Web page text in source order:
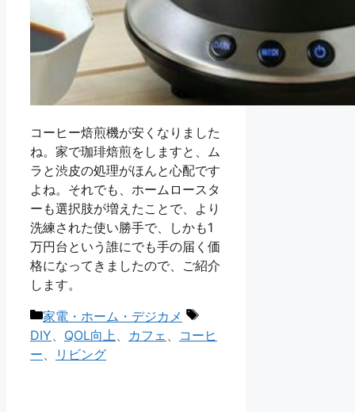
コーヒー焙煎機が安くなりました
ね。家で珈琲焙煎をしますと、ム
ラと渋皮の処理がほんと心配です
よね。それでも、ホームロースタ
ーも選択肢が増えたことで、より
洗練された使い勝手で、しかも1
万円台という誰にでも手の届く価
格になってきましたので、ご紹介
します。
カ
テ
家電・ホーム・デジカメ
タ
グ
DIY QOL向上 カフェ
コーヒ
ー
リビング